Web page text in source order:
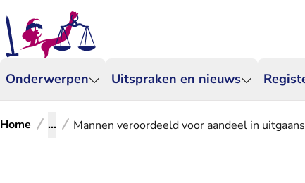
Onderwerpen Uitspraken en nieuws
Home ... Mannen veroordeeld voor aandeel in